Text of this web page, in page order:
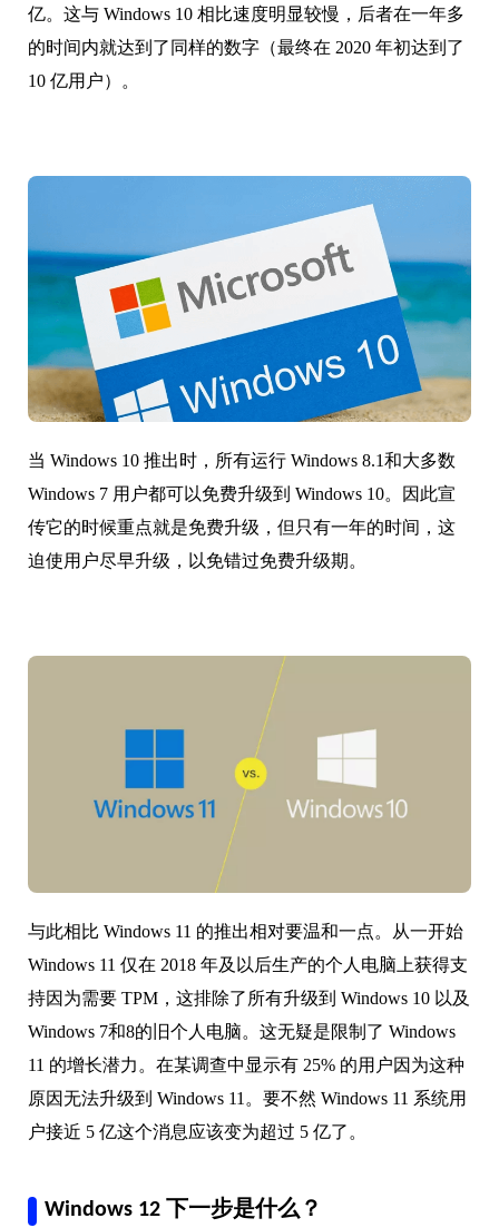
亿。这与 Windows 10 相比速度明显较慢，后者在一年多
的时间内就达到了同样的数字（最终在 2020 年初达到了
10 亿用户）。
当 Windows 10 推出时，所有运行 Windows 8.1和大多数
Windows 7 用户都可以免费升级到 Windows 10。因此宣
传它的时候重点就是免费升级，但只有一年的时间，这
迫使用户尽早升级，以免错过免费升级期。
与此相比 Windows 11 的推出相对要温和一点。从一开始
Windows 11 仅在 2018 年及以后生产的个人电脑上获得支
持因为需要 TPM，这排除了所有升级到 Windows 10 以及
Windows 7和8的旧个人电脑。这无疑是限制了 Windows
11 的增长潜力。在某调查中显示有 25% 的用户因为这种
原因无法升级到 Windows 11。要不然 Windows 11 系统用
户接近 5 亿这个消息应该变为超过 5 亿了。
Windows 12 下一步是什么？